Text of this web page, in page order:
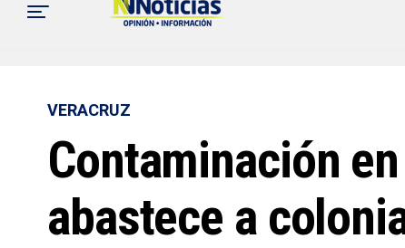
VERACRUZ
Contaminación
abastece a